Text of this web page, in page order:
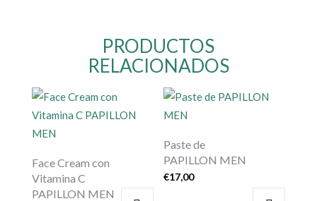
PRODUCTOS
RELACIONADOS
Face Cream con
Vitamina C
PAPILLON MEN
Paste de
PAPILLON MEN
€17,00